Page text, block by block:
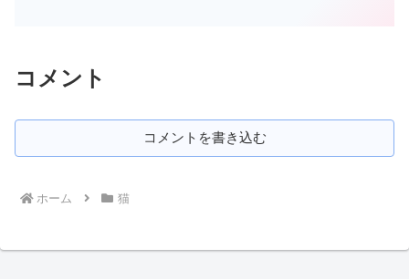
コメント
コメントを書き込む
ホーム 猫